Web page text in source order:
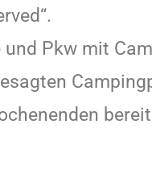
Pkw mit